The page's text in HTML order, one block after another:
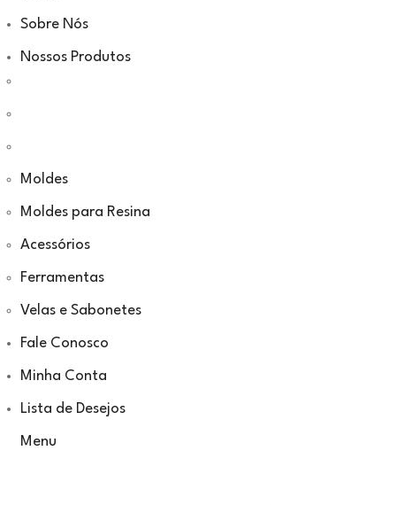
Sobre Nós
Nossos Produtos
Moldes
Moldes para Resina
Acessórios
Ferramentas
Velas e Sabonetes
Fale Conosco
Minha Conta
Lista de Desejos
Menu